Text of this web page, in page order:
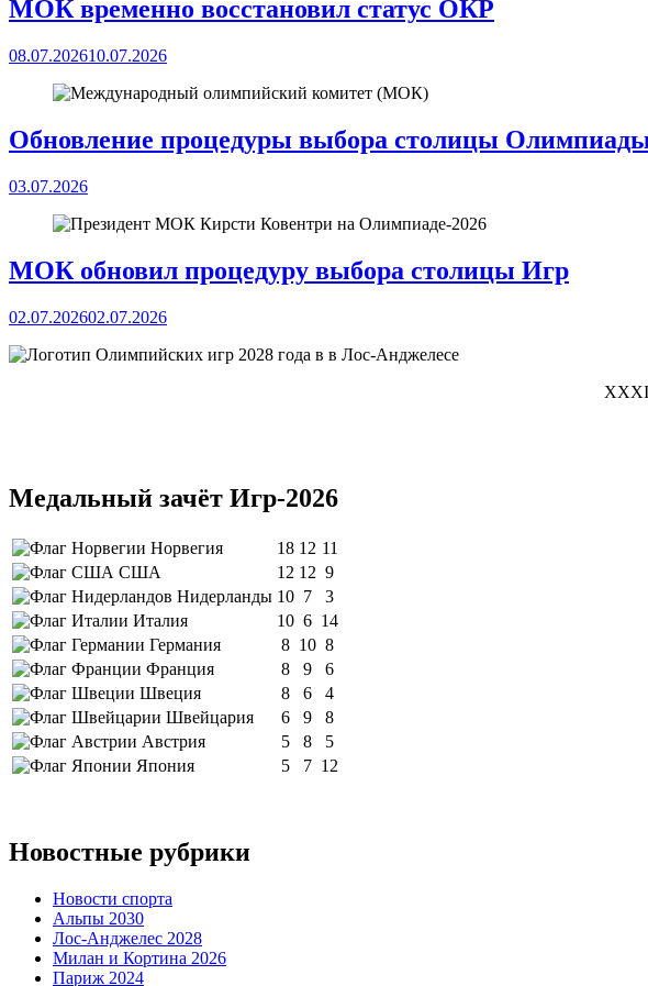
МОК временно восстановил статус ОКР
08.07.202610.07.2026
Обновление процедуры выбора столицы
03.07.2026
МОК обновил процедуру выбора столицы Игр
02.07.202602.07.2026
Медальный зачёт Игр-2026
Норвегия 18 12 11
США
12 12 9
Нидерланды 10 7
3
Италия
10 6 14
Германия
8 10 8
Франция
8 9
6
Швеция
8 6
4
Швейцария
6 9
8
Австрия
5 8
5
Япония
5 7 12
Новостные рубрики
Новости спорта
Альпы 2030
Лос-Анджелес 2028
Милан и Кортина 2026
Париж 2024